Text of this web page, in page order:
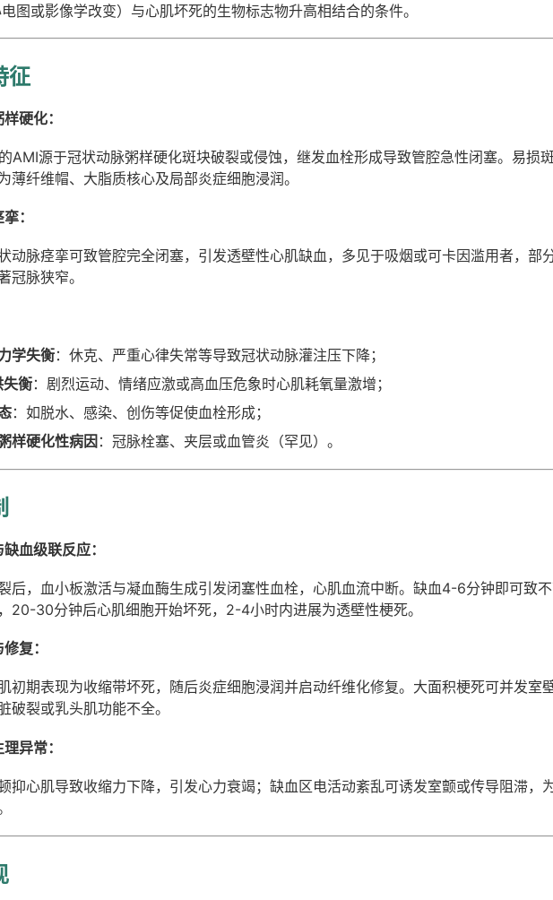
电图或影像学改变）与心肌坏死的生物标志物升高相结合的条件。
征
硬化：
AMI源于冠状动脉粥样硬化斑块破裂或侵蚀，继发血栓形成导致管腔急性闭塞。易损
薄纤维帽、大脂质核心及局部炎症细胞浸润。
：
动脉痉挛可致管腔完全闭塞，引发透壁性心肌缺血，多见于吸烟或可卡因滥用者，部
冠脉狭窄。
学失衡：休克、严重心律失常等导致冠状动脉灌注压下降；
衡：剧烈运动、情绪应激或高血压危象时心肌耗氧量激增；
：如脱水、感染、创伤等促使血栓形成；
样硬化性病因：冠脉栓塞、夹层或血管炎（罕见）。
血级联反应：
后，血小板激活与凝血酶生成引发闭塞性血栓，心肌血流中断。缺血4-6分钟即可致
20-30分钟后心肌细胞开始坏死，2-4小时内进展为透壁性梗死。
复：
初期表现为收缩带坏死，随后炎症细胞浸润并启动纤维化修复。大面积梗死可并发室
破裂或乳头肌功能不全。
异常：
抑心肌导致收缩力下降，引发心力衰竭；缺血区电活动紊乱可诱发室颤或传导阻滞，